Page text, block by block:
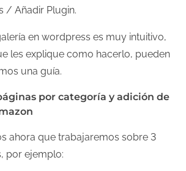
/ Añadir Plugin.
en wordpress es muy intuitivo,
les explique como hacerlo, pueden
una guía.
por categoría y adición de
ahora que trabajaremos sobre 3
por ejemplo: